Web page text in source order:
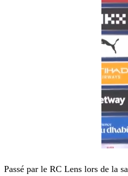
Passé par le RC Lens lors de la